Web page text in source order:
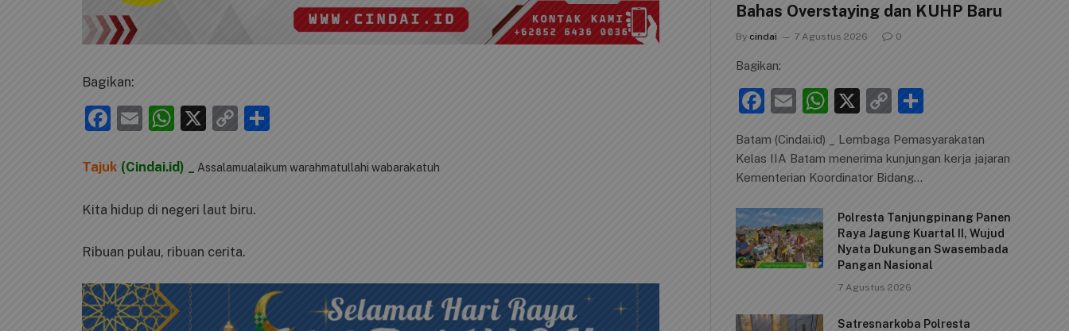
Bagikan:
Facebook
EmailWhatsApp
X
Copy
Tajuk (Cindai.id) _ Assalamualaikum warahmatullahi wabarakatuh
Kita hidup di negeri laut biru.
Ribuan pulau, ribuan cerita.
Bahas Overstaying dan KUHP Baru
By cindai 7 Agustus 2026 0
Bagikan:
F
c
e
b
o
o
k
E
ai
l
W
at
s
p
p
X
C
p
y
n
k
ar
Batam (Cindai.id) _ Lembaga Pemasyarakatan
Kelas IIA Batam menerima kunjungan kerja jajaran
Kementerian Koordinator Bidang…
Polresta Tanjungpinang Panen
Raya Jagung Kuartal II, Wujud
Nyata Dukungan Swasembada
Pangan Nasional
7 Agustus 2026
Satresnarkoba Polresta